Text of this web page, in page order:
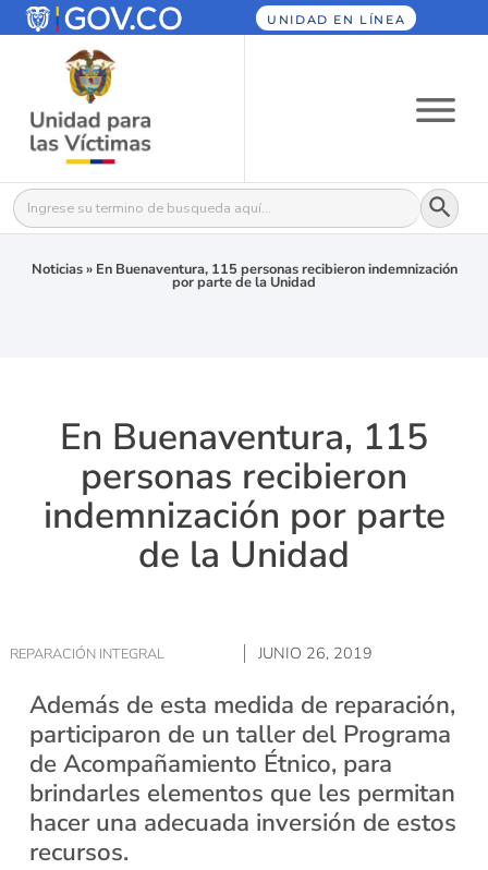
UNIDAD EN LÍNEA
Buscar: Botón
Noticias» En Buenaventura, 115 personas recibieron indemnización
por parte de la Unidad
En Buenaventura, 115
personas recibieron
indemnización por parte
de la Unidad
REPARACIÓN INTEGRAL JUNIO 26, 2019
Además de esta medida de reparación,
participaron de un taller del Programa
de Acompañamiento Étnico, para
brindarles elementos que les permitan
hacer una adecuada inversión de estos
recursos.